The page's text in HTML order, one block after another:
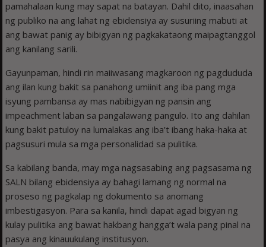
pamahalaan kung may sapat na batayan. Dahil dito, inaasahan
ng publiko na ang lahat ng ebidensiya ay susuriing mabuti at
ang bawat panig ay bibigyan ng pagkakataong maipagtanggol
ang kanilang sarili.
Gayunpaman, hindi rin maiiwasang magkaroon ng pagdududa
ang ilan kung bakit sa panahong umiinit ang iba pang mga
isyung pambansa ay mas nabibigyan ng pansin ang
impeachment laban sa pangalawang pangulo. Ito ang dahilan
kung bakit patuloy na lumalakas ang iba’t ibang haka-haka at
pagsusuri mula sa mga personalidad sa pulitika.
Sa kabilang banda, may mga nagsasabing ang pagsasama ng
SALN bilang ebidensiya ay bahagi lamang ng normal na
proseso ng pagkalap ng dokumento sa anomang
imbestigasyon. Para sa kanila, hindi dapat agad bigyan ng
kulay pulitika ang bawat hakbang hangga’t wala pang pinal na
pasya ang kinauukulang institusyon.